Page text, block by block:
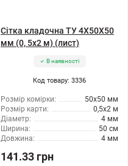
Сітка кладочна ТУ 4X50X50
мм (0, 5x2 м) (лист)
В наявності
Код товару: 3336
Розмір комірки:
50x50 мм
Розмір карти:
0,5x2 м
Діаметр:
4 мм
Ширина:
50 см
Довжина:
4 мм
141.33 грн